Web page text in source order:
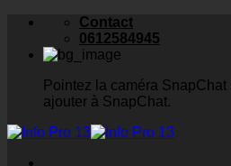
Skip
content
Contact
0612584945
Pointez la caméra
ajouter à SnapChat.